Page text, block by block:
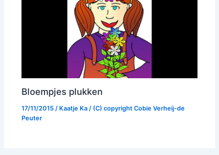
Bloempjes plukken
17/11/2015/ Kaatje Ka / (C) copyrightCobie Verheij-de
Peuter